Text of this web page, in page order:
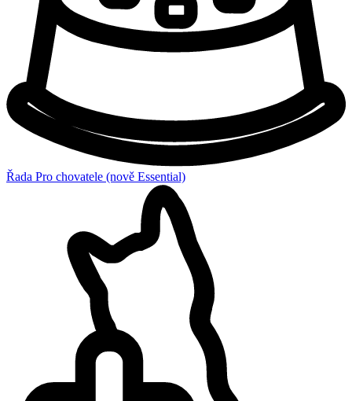
Řada Pro chovatele (nově Essential)